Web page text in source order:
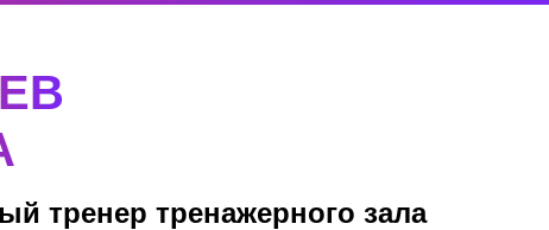
тренер тренажерного зала